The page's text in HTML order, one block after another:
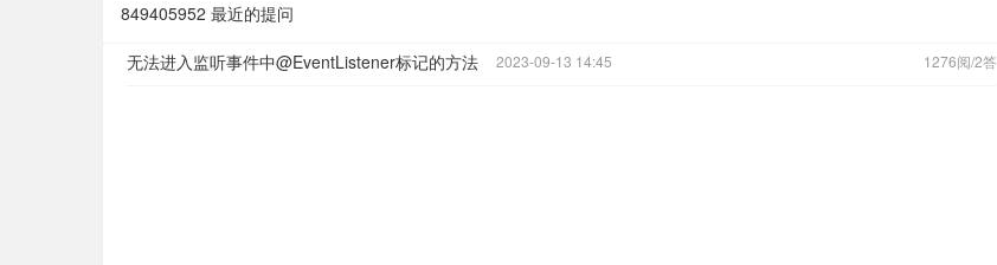
849405952 最近的提问
无法进入监听事件中@EventListener标记的方法 2023-09-13 14:45 1276阅/2答